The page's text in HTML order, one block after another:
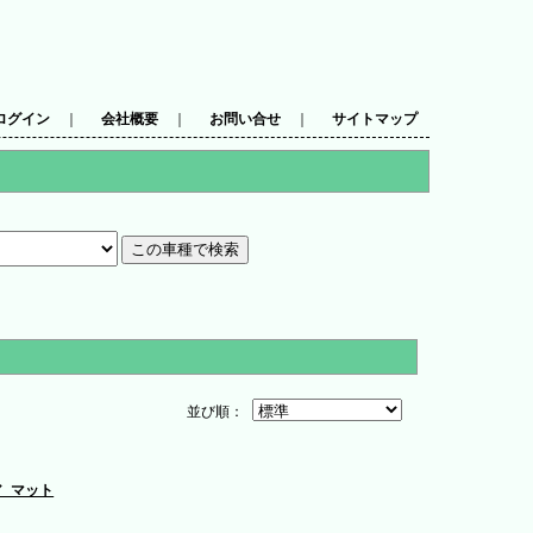
グイン 会社概要 お問い合せ サイトマップ
並び順：
マット